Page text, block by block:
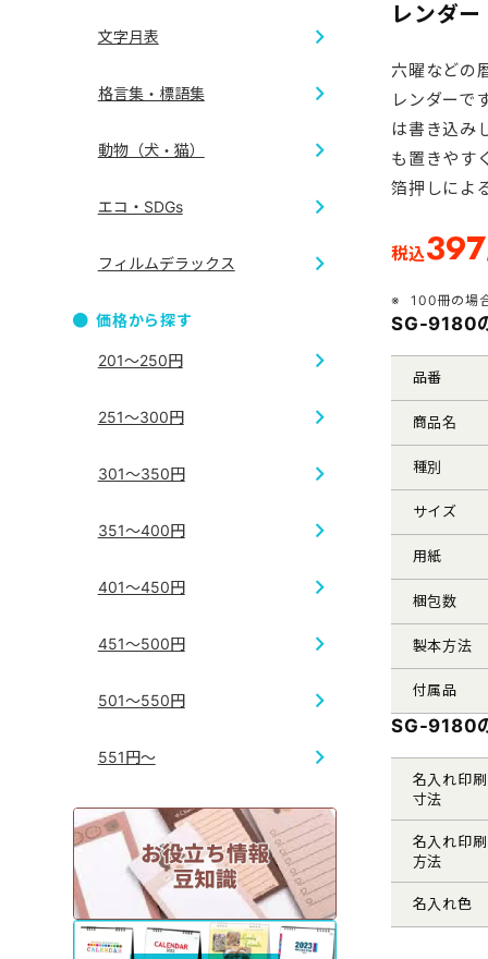
レンダー
六曜などの
レンダーで
は書き込み
も置きやす
箔押しによ
税込397
100冊の場
SG-9180
品番
商品名
種別
サイズ
用紙
梱包数
製本方法
付属品
SG-9180
名入れ印刷
寸法
名入れ印刷
方法
名入れ色
和風
地図
文字月表
ジャンボ
格言集・標語集
短冊
格言集
動物（犬・猫）
エコ・SDGs
フィルムデラックス
価格から探す
201～250円
251～300円
301～350円
351～400円
401～450円
451～500円
501～550円
551円～